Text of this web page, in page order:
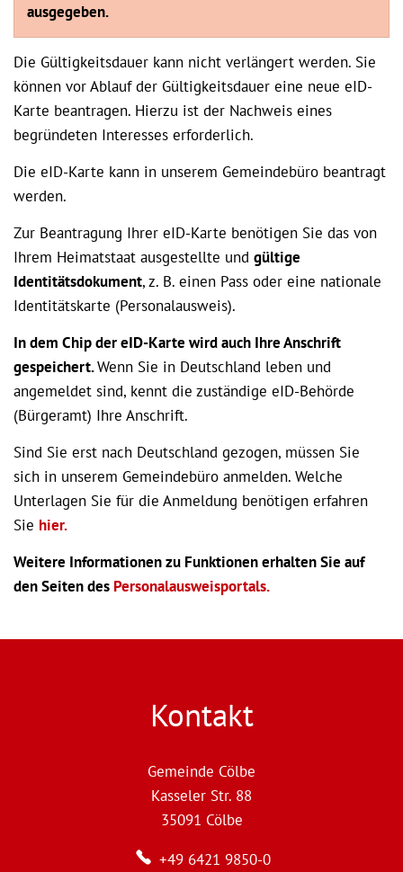
ausgegeben.
Die Gültigkeitsdauer kann nicht verlängert werden. Sie
können vor Ablauf der Gültigkeitsdauer eine neue eID-
Karte beantragen. Hierzu ist der Nachweis eines
begründeten Interesses erforderlich.
Die eID-Karte kann in unserem Gemeindebüro beantragt
werden.
Zur Beantragung Ihrer eID-Karte benötigen Sie das von
Ihrem Heimatstaat ausgestellte und gültige
Identitätsdokument, z. B. einen Pass oder eine nationale
Identitätskarte (Personalausweis).
In dem Chip der eID-Karte wird auch Ihre Anschrift
gespeichert.Wenn Sie in Deutschland leben und
angemeldet sind, kennt die zuständige eID-Behörde
(Bürgeramt) Ihre Anschrift.
Sind Sie erst nach Deutschland gezogen, müssen Sie
sich in unserem Gemeindebüro anmelden. Welche
Unterlagen Sie für die Anmeldung benötigen erfahren
Sie hier.
Weitere Informationen zu Funktionen erhalten Sie auf
den Seiten des Personalausweisportals.
Kontakt
Gemeinde Cölbe
Kasseler Str. 88
35091 Cölbe
+49 6421 9850-0